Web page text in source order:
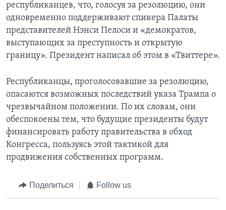
республиканцев, что, голосуя за резолюцию, они
одновременно поддерживают спикера Палаты
представителей Нэнси Пелоси и «демократов,
выступающих за преступность и открытую
границу». Президент написал об этом в «Твиттере».
Республиканцы, проголосовавшие за резолюцию,
опасаются возможных последствий указа Трампа о
чрезвычайном положении. По их словам, они
обеспокоены тем, что будущие президенты будут
финансировать работу правительства в обход
Конгресса, пользуясь этой тактикой для
продвижения собственных программ.
Поделиться Follow us